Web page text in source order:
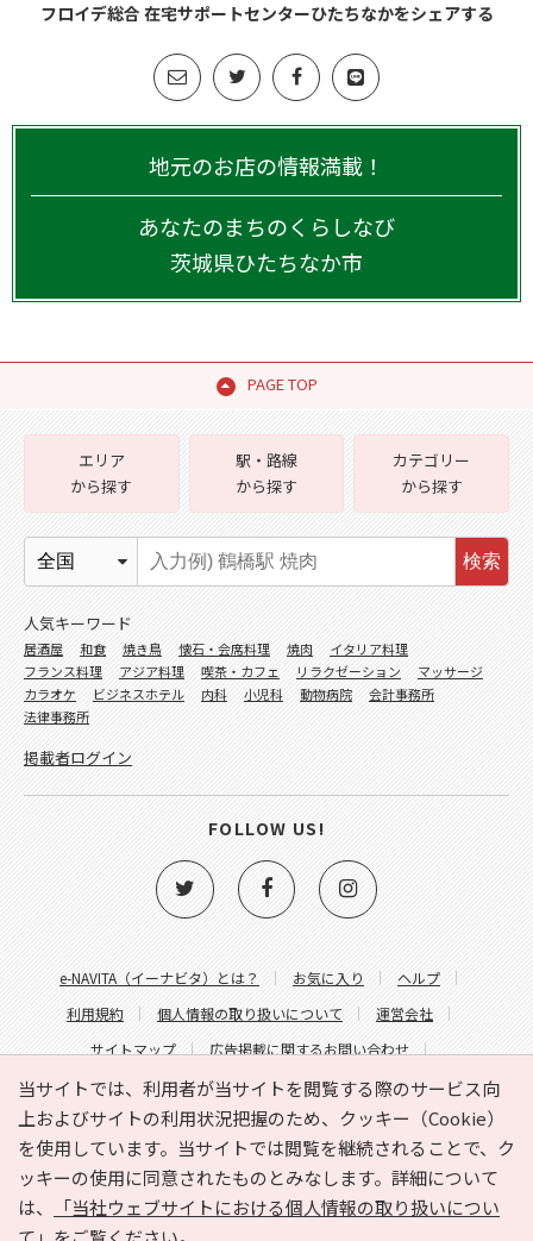
フロイデ総合 在宅サポートセンターひたちなかをシェアする
地元のお店の情報満載！
あなたのまちのくらしなび
茨城県ひたちなか市
PAGE TOP
当サイトでは、利用者が当サイトを閲覧する際のサービス向
上およびサイトの利用状況把握のため、クッキー（Cookie）
を使用しています。当サイトでは閲覧を継続されることで、ク
ッキーの使用に同意されたものとみなします。詳細について
は、
「当社ウェブサイトにおける個人情報の取り扱いについ
e-NAVITA（イーナビタ）とは？ お気に入り
ヘルプ
利用規約
個人情報の取り扱いについて
運営会社
サイトマップ
広告掲載に関するお問い合わせ
サイトの内容に関するお問い合わせ
エリア
から探す
駅・路線
から探す
カテゴリー
から探す
検索
人気キーワード
居酒屋 和食 焼き鳥 懐石・会席料理 焼肉
イタリア料理
フランス料理
アジア料理 喫茶・カフェ リラクゼーション
マッサージ
カラオケ
ビジネスホテル 内科 小児科 動物病院
会計事務所
法律事務所
掲載者ログイン
FOLLOW US!
Copyright © HYOJITO.Co.,Ltd. All Rights Reserved.